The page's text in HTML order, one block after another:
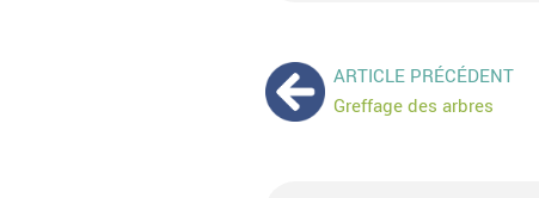
Navigation
de
ARTICLE PRÉCÉDENT
Greffage des arbres